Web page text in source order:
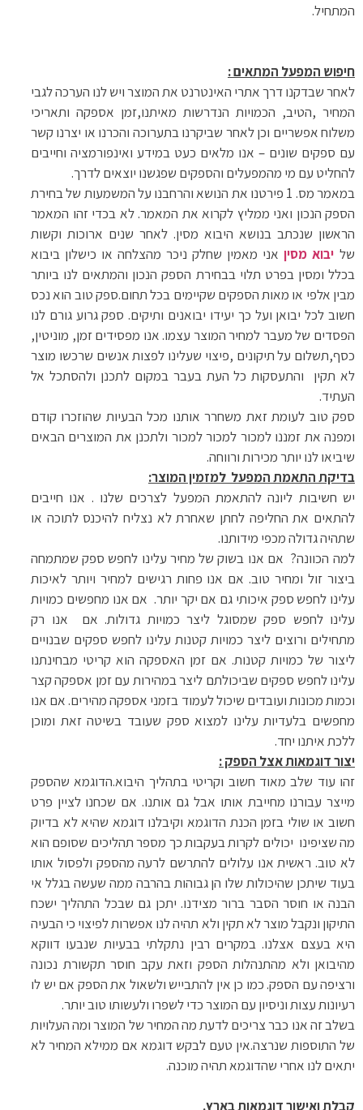
המתחיל.
חיפוש המפעל המתאים :
לאחר שבדקנו דרך אתרי האינטרנט את המוצר ויש לנו הערכה לגבי
המחיר ,הטיב, הכמויות הנדרשות מאיתנו,זמן אספקה ותאריכי
משלוח אפשריים וכן לאחר שביקרנו בתערוכה והכרנו או יצרנו קשר
עם ספקים שונים – אנו מלאים כעט במידע ואינפורמציה וחייבים
להחליט עם מי מהמפעלים והספקים שפגשנו יוצאים לדרך.
במאמר מס. 1 פירטנו את הנושא והרחבנו על המשמעות של בחירת
הספק הנכון ואני ממליץ לקרוא את המאמר. לא בכדי זהו המאמר
הראשון שנכתב בנושא היבוא מסין. לאחר שנים ארוכות וקשות
של יבוא מסין אני מאמין שחלק ניכר מהצלחה או כישלון ביבוא
בכלל ומסין בפרט תלוי בבחירת הספק הנכון והמתאים לנו ביותר
מבין אלפי או מאות הספקים שקיימים בכל תחום.ספק טוב הוא נכס
חשוב לכל יבואן ועל כך יעידו יבואנים ותיקים. ספק גרוע גורם לנו
הפסדים של מעבר למחיר המוצר עצמו. אנו מפסידים זמן, מוניטין,
כסף,תשלום על תיקונים ,פיצוי שעלינו לפצות אנשים שרכשו מוצר
לא תקין והתעסקות כל העת בעבר במקום לתכנן ולהסתכל אל
העתיד.
ספק טוב לעומת זאת משחרר אותנו מכל הבעיות שהוזכרו קודם
ומפנה את זמננו למכור למכור למכור ולתכנן את המוצרים הבאים
שיביאו לנו יותר מכירות ורווחה.
בדיקת התאמת המפעל למזמין המוצר:
יש חשיבות ליונה להתאמת המפעל לצרכים שלנו . אנו חייבים
להתאים את החליפה לחתן שאחרת לא נצליח להיכנס לתוכה או
שתהיה גדולה מכפי מידותנו.
למה הכוונה? אם אנו בשוק של מחיר עלינו לחפש ספק שמתמחה
ביצור זול ומחיר טוב. אם אנו פחות רגישים למחיר ויותר לאיכות
עלינו לחפש ספק איכותי גם אם יקר יותר. אם אנו מחפשים כמויות
עלינו לחפש ספק שמסוגל ליצר כמויות גדולות. אם אנו רק
מתחילים ורוצים ליצר כמויות קטנות עלינו לחפש ספקים שבנויים
ליצור של כמויות קטנות. אם זמן האספקה הוא קריטי מבחינתנו
עלינו לחפש ספקים שביכולתם ליצר במהירות עם זמן אספקה קצר
וכמות מכונות ועובדים שיכול לעמוד בזמני אספקה מהירים. אם אנו
מחפשים בלעדיות עלינו למצוא ספק שעובד בשיטה זאת ומוכן
ללכת איתנו יחד.
יצור דוגמאות אצל הספק :
זהו עוד שלב מאוד חשוב וקריטי בתהליך היבוא.הדוגמא שהספק
מייצר עבורנו מחייבת אותו אבל גם אותנו. אם שכחנו לציין פרט
חשוב או שולי בזמן הכנת הדוגמא וקיבלנו דוגמא שהיא לא בדיוק
מה שציפינו יכולים לקרות בעקבות כך מספר תהליכים שסופם הוא
לא טוב. ראשית אנו עלולים להתרשם לרעה מהספק ולפסול אותו
בעוד שיתכן שהיכולות שלו הן גבוהות בהרבה ממה שעשה בגלל אי
הבנה או חוסר הסבר ברור מצידנו. יתכן גם שבכל התהליך ישכח
התיקון ונקבל מוצר לא תקין ולא תהיה לנו אפשרות לפיצוי כי הבעיה
היא בעצם אצלנו. במקרים רבין נתקלתי בבעיות שנבעו דווקא
מהיבואן ולא מהתנהלות הספק וזאת עקב חוסר תקשורת נכונה
ורציפה עם הספק. כמו כן אין להתבייש ולשאול את הספק אם יש לו
רעיונות עצות וניסיון עם המוצר כדי לשפרו ולעשותו טוב יותר.
בשלב זה אנו כבר צריכים לדעת מה המחיר של המוצר ומה העלויות
של התוספות שנרצה.אין טעם לבקש דוגמא אם ממילא המחיר לא
יתאים לנו אחרי שהדוגמא תהיה מוכנה.
קבלת ואישור דוגמאות בארץ.